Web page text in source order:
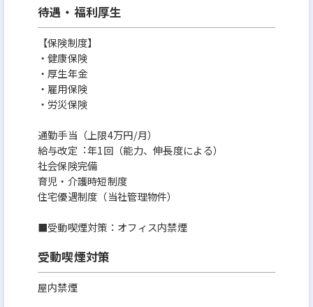
待遇・福利厚生
【保険制度】
・健康保険
・厚生年金
・雇用保険
・労災保険
通勤⼿当（上限4万円/⽉）
給与改定︓年1回（能⼒、伸⻑度による）
社会保険完備
育児・介護時短制度
住宅優遇制度（当社管理物件）
■受動喫煙対策：オフィス内禁煙
受動喫煙対策
屋内禁煙